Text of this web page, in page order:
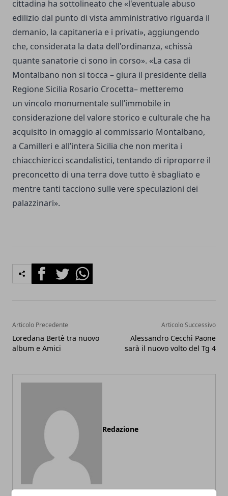
cittadina ha sottolineato che «l'eventuale abuso
edilizio dal punto di vista amministrativo riguarda il
demanio, la capitaneria e i privati», aggiungendo
che, considerata la data dell'ordinanza, «chissà
quante sanatorie ci sono in corso». «La casa di
Montalbano non si tocca – giura il presidente della
Regione Sicilia Rosario Crocetta– metteremo
un vincolo monumentale sull’immobile in
considerazione del valore storico e culturale che ha
acquisito in omaggio al commissario Montalbano,
a Camilleri e all’intera Sicilia che non merita i
chiacchiericci scandalistici, tentando di riproporre il
preconcetto di una terra dove tutto è sbagliato e
mentre tanti tacciono sulle vere speculazioni dei
palazzinari».
FacebookTwitterWhatsapp
Articolo Precedente
Loredana Bertè tra nuovo
album e Amici
Articolo Successivo
Alessandro Cecchi Paone
sarà il nuovo volto del Tg 4
Redazione